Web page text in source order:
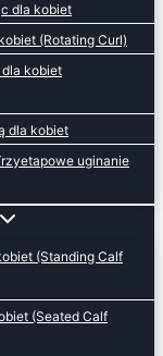
dla kobiet
(Rotating Curl)
kobiet
dla kobiet
uginanie
(Standing Calf
(Seated Calf